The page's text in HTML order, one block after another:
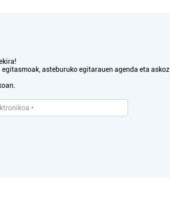
asteburuko egitarauen agenda eta askoz